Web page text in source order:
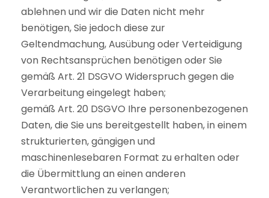
ablehnen und wir die Daten nicht mehr
benötigen, Sie jedoch diese zur
Geltendmachung, Ausübung oder Verteidigung
von Rechtsansprüchen benötigen oder Sie
gemäß Art. 21 DSGVO Widerspruch gegen die
Verarbeitung eingelegt haben;
gemäß Art. 20 DSGVO Ihre personenbezogenen
Daten, die Sie uns bereitgestellt haben, in einem
strukturierten, gängigen und
maschinenlesebaren Format zu erhalten oder
die Übermittlung an einen anderen
Verantwortlichen zu verlangen;